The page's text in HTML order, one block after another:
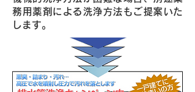
務用薬剤による洗浄方法もご提案いた
します。